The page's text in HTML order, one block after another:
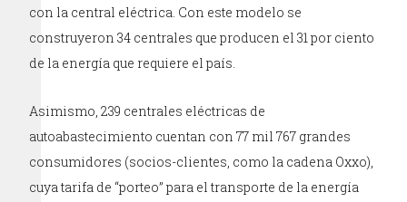
con la central eléctrica. Con este modelo se
construyeron 34 centrales que producen el 31 por ciento
de la energía que requiere el país.
Asimismo, 239 centrales eléctricas de
autoabastecimiento cuentan con 77 mil 767 grandes
consumidores (socios-clientes, como la cadena Oxxo),
cuya tarifa de “porteo” para el transporte de la energía